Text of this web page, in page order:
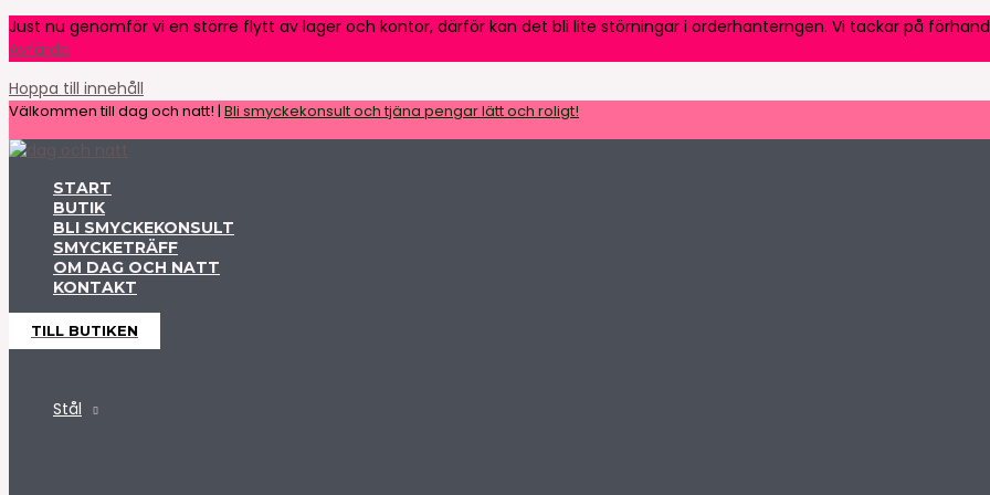
Just nu genomför vi en större flytt av lager och kontor, därför kan det bli lite störningar i orderhanterngen. Vi tackar på
Avfärda
Hoppa till innehåll
Välkommen till dag och natt! | Bli smyckekonsult och tjäna pengar lätt och roligt!
START
BUTIK
BLI SMYCKEKONSULT
SMYCKETRÄFF
OM DAG OCH NATT
KONTAKT
TILL BUTIKEN
Stål